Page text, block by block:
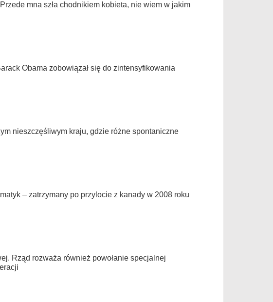
mna szła chodnikiem kobieta, nie wiem w jakim
Obama zobowiązał się do zintensyfikowania
nieszczęśliwym kraju, gdzie różne spontaniczne
– zatrzymany po przylocie z kanady w 2008 roku
Rząd rozważa również powołanie specjalnej